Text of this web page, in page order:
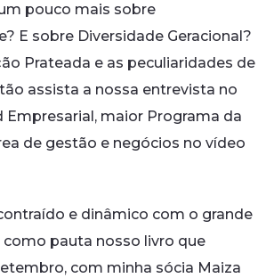
pouco mais sobre
E sobre Diversidade Geracional?
Prateada e as peculiaridades de
assista a nossa entrevista no
Empresarial, maior Programa da
de gestão e negócios no vídeo
e dinâmico com o grande
pauta nosso livro que
com minha sócia Maiza